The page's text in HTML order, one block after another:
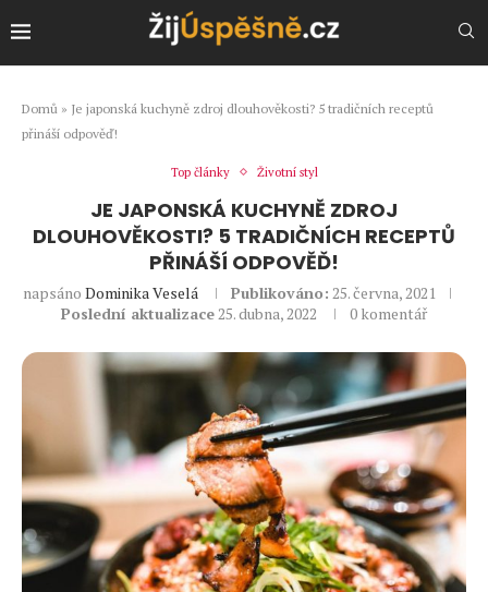
Domů » Je japonská kuchyně zdroj dlouhověkosti? 5 tradičních receptů
přináší odpověď!
Top články Životní styl
JE JAPONSKÁ KUCHYNĚ ZDROJ
DLOUHOVĚKOSTI? 5 TRADIČNÍCH RECEPTŮ
PŘINÁŠÍ ODPOVĚĎ!
napsáno Dominika Veselá Publikováno: 25. června, 2021
Poslední aktualizace25. dubna, 2022 0 komentář